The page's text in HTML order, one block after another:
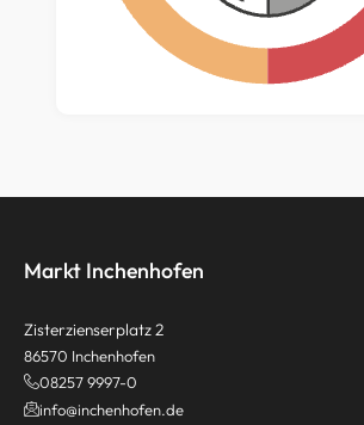
Markt Inchenhofen
Zisterzienserplatz 2
86570 Inchenhofen
08257 9997-0
info@inchenhofen.de